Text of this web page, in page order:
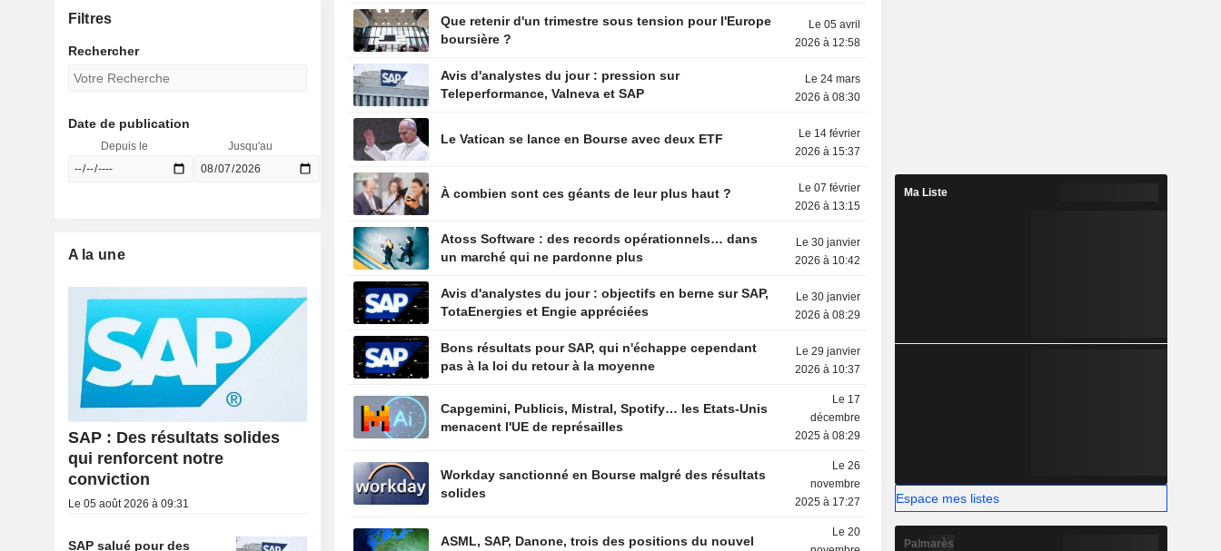
Que retenir d'un trimestre sous tension pour l'Europe
boursière ?
Le 05 avril
2026 à 12:58
Avis d'analystes du jour : pression sur
Teleperformance, Valneva et SAP
Le 24 mars
2026 à 08:30
Le Vatican se lance en Bourse avec deux ETF
Le 14 février
2026 à 15:37
À combien sont ces géants de leur plus haut ?
Le 07 février
2026 à 13:15
Atoss Software : des records opérationnels… dans
un marché qui ne pardonne plus
Le 30 janvier
2026 à 10:42
Avis d'analystes du jour : objectifs en berne sur SAP,
TotaEnergies et Engie appréciées
Le 30 janvier
2026 à 08:29
Bons résultats pour SAP, qui n'échappe cependant
pas à la loi du retour à la moyenne
Le 29 janvier
2026 à 10:37
Capgemini, Publicis, Mistral, Spotify… les Etats-Unis
menacent l'UE de représailles
Le 17
décembre
2025 à 08:29
Workday sanctionné en Bourse malgré des résultats
solides
Le 26
novembre
2025 à 17:27
ASML, SAP, Danone, trois des positions du nouvel
Le 20
Filtres
Rechercher
Date de publication
Depuis le Jusqu'au
A la une
SAP : Des résultats solides
qui renforcent notre
conviction
Le 05 août 2026 à 09:31
SAP salué pour des
Ma Liste
Espace mes listes
Palmarès